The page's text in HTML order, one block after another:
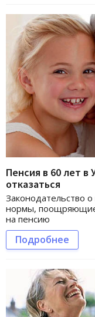
Пенсия в 60 лет в
отказаться
Законодательство
нормы,
на пенсию
Подробнее